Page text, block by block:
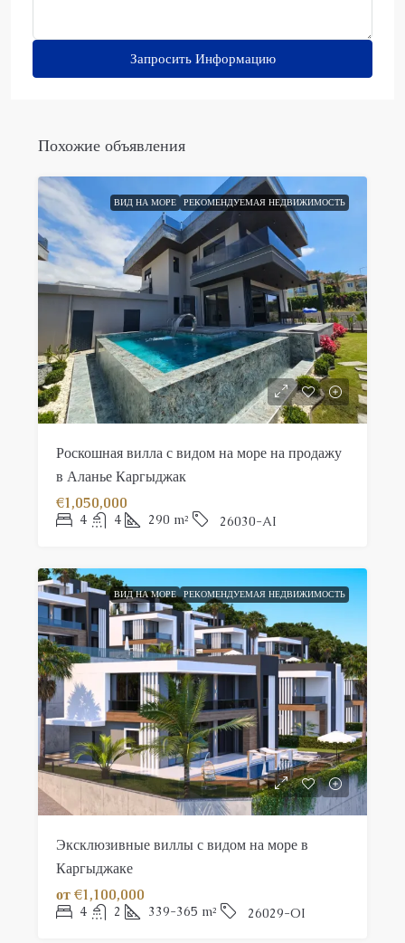
Запросить Информацию
Похожие объявления
ВИД НА МОРЕ РЕКОМЕНДУЕМАЯ НЕДВИЖИМОСТЬ
Роскошная вилла с видом на море на продажу
в Аланье Каргыджак
€1,050,000
4 4 290 m² 26030-AI
ВИД НА МОРЕ РЕКОМЕНДУЕМАЯ НЕДВИЖИМОСТЬ
Эксклюзивные виллы с видом на море в
Каргыджаке
от€1,100,000
4 2 339-365 m² 26029-OI